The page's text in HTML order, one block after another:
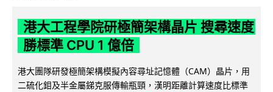
港大工程學院研極簡架構晶片 搜尋速度
勝標準 CPU 1 億倍
港大團隊研發極簡架構模擬內容尋址記憶體（CAM）晶片，用
二硫化鉬及半金屬銻克服傳輸瓶頸，漢明距離計算速度比標準